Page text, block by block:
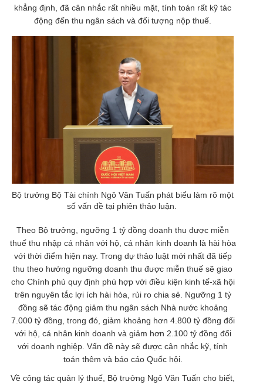
khẳng định, đã cân nhắc rất nhiều mặt, tính toán rất kỹ tác
động đến thu ngân sách và đối tượng nộp thuế.
Bộ trưởng Bộ Tài chính Ngô Văn Tuấn phát biểu làm rõ một
số vấn đề tại phiên thảo luận.
Theo Bộ trưởng, ngưỡng 1 tỷ đồng doanh thu được miễn
thuế thu nhập cá nhân với hộ, cá nhân kinh doanh là hài hòa
với thời điểm hiện nay. Trong dự thảo luật mới nhất đã tiếp
thu theo hướng ngưỡng doanh thu được miễn thuế sẽ giao
cho Chính phủ quy định phù hợp với điều kiện kinh tế-xã hội
trên nguyên tắc lợi ích hài hòa, rủi ro chia sẻ. Ngưỡng 1 tỷ
đồng sẽ tác động giảm thu ngân sách Nhà nước khoảng
7.000 tỷ đồng, trong đó, giảm khoảng hơn 4.800 tỷ đồng đối
với hộ, cá nhân kinh doanh và giảm hơn 2.100 tỷ đồng đối
với doanh nghiệp. Vấn đề này sẽ được cân nhắc kỹ, tính
toán thêm và báo cáo Quốc hội.
Về công tác quản lý thuế, Bộ trưởng Ngô Văn Tuấn cho biết,